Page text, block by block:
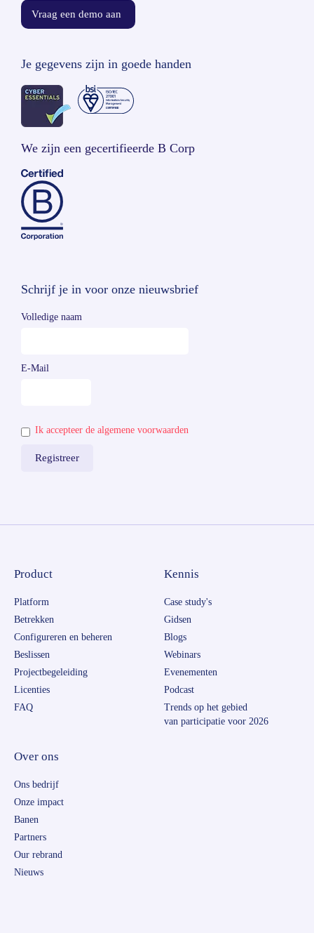
Vraag een demo aan
Je gegevens zijn in goede handen
We zijn een gecertifieerde B Corp
Schrijf je in voor onze nieuwsbrief
Volledige naam
E-Mail
Ik accepteer de algemene voorwaarden
Product
Platform
Betrekken
Configureren en beheren
Beslissen
Projectbegeleiding
Licenties
FAQ
Kennis
Case study's
Gidsen
Blogs
Webinars
Evenementen
Podcast
Trends op het gebied
van participatie voor 2026
Over ons
Ons bedrijf
Onze impact
Banen
Partners
Our rebrand
Nieuws